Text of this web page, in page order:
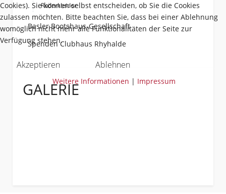
Ruderkleider
Basler Bootshaus-Gesellschaft
Spenden Clubhaus Rhyhalde
GALERIE
Cookies). Sie können selbst entscheiden, ob Sie die Cookies
zulassen möchten. Bitte beachten Sie, dass bei einer Ablehnung
womöglich nicht mehr alle Funktionalitäten der Seite zur
Verfügung stehen.
Akzeptieren Ablehnen
Weitere Informationen | Impressum